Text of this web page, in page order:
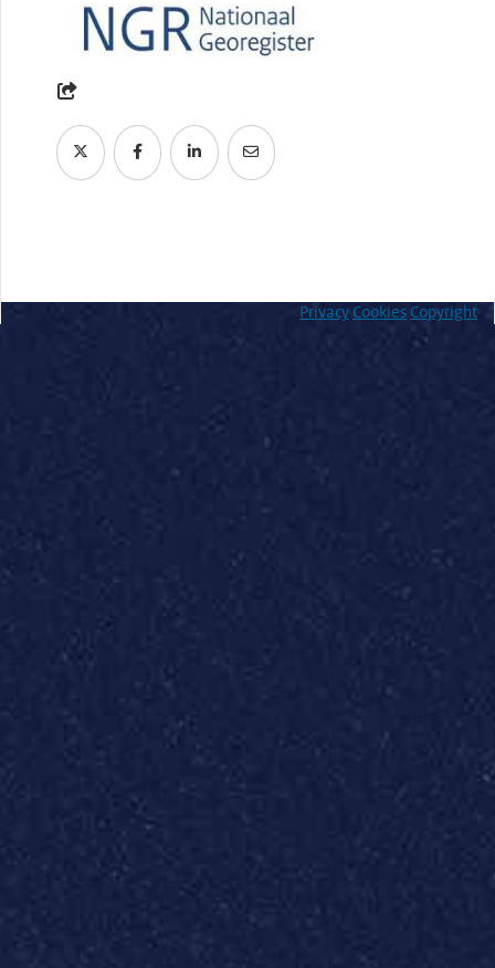
Privacy Cookies Copyright